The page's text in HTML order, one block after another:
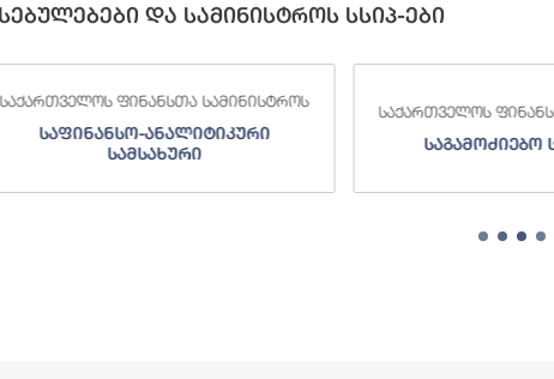
და სამინისტროს სსიპ-ები
სამინისტროს
საქართველოს ფინანსთა სამინისტროს
საგამოძიებო სამსახური